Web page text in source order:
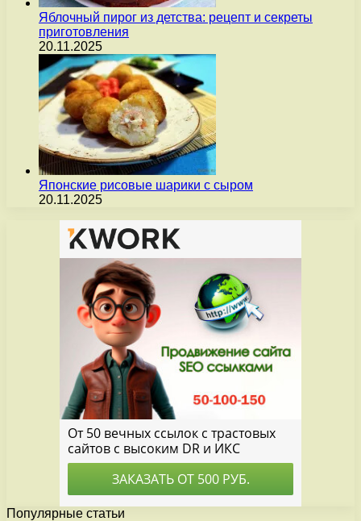
Яблочный пирог из детства: рецепт и секреты
приготовления
20.11.2025
Японские рисовые шарики с сыром
20.11.2025
Популярные статьи